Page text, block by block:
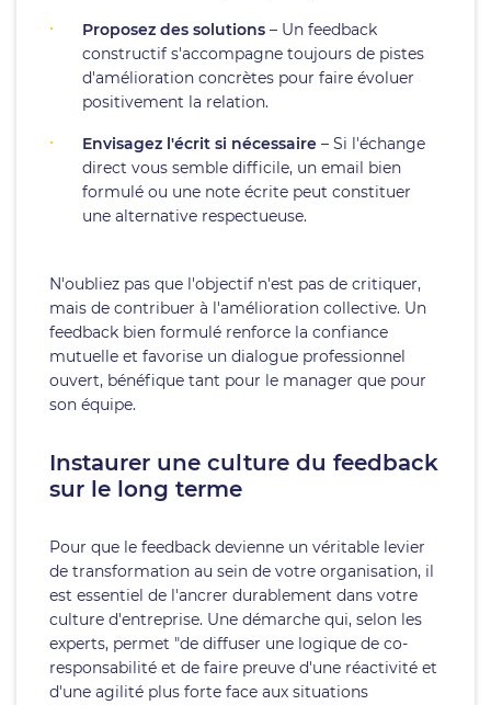
Proposez des solutions – Un feedback
constructif s'accompagne toujours de pistes
d'amélioration concrètes pour faire évoluer
positivement la relation.
Envisagez l'écrit si nécessaire – Si l'échange
direct vous semble difficile, un email bien
formulé ou une note écrite peut constituer
une alternative respectueuse.
N'oubliez pas que l'objectif n'est pas de critiquer,
mais de contribuer à l'amélioration collective. Un
feedback bien formulé renforce la confiance
mutuelle et favorise un dialogue professionnel
ouvert, bénéfique tant pour le manager que pour
son équipe.
Instaurer une culture du feedback
sur le long terme
Pour que le feedback devienne un véritable levier
de transformation au sein de votre organisation, il
est essentiel de l'ancrer durablement dans votre
culture d'entreprise. Une démarche qui, selon les
experts, permet "de diffuser une logique de co-
responsabilité et de faire preuve d'une réactivité et
d'une agilité plus forte face aux situations